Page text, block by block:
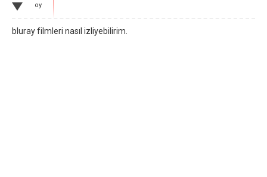
oy
bluray filmleri nasıl izliyebilirim.